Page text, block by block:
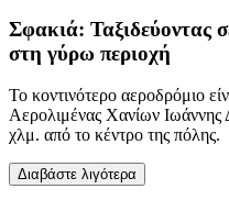
Σφακιά: Ταξιδεύοντας
στη γύρω περιοχή
Το κοντινότερο αεροδρόμιο
Αερολιμένας Χανίων Ιωάννης
χλμ. από το κέντρο της πόλης.
Διαβάστε λιγότερα